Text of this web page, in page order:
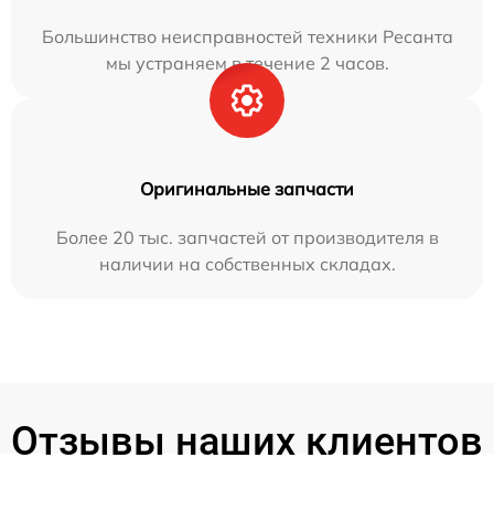
Большинство неисправностей техники Ресанта
мы устраняем в течение 2 часов.
Оригинальные запчасти
Более 20 тыс. запчастей от производителя в
наличии на собственных складах.
Отзывы наших клиентов